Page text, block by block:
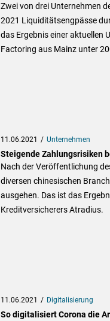
Zwei von drei Unternehmen
2021 Liquiditätsengpässe
das Ergebnis einer aktuellen
Factoring aus Mainz unter
11.06.2021 Unternehmen
Steigende Zahlungsrisiken
Nach der Veröffentlichung
diversen chinesischen
ausgehen. Das ist das
Kreditversicherers Atradius.
11.06.2021 Digitalisierung
So digitalisiert Corona die